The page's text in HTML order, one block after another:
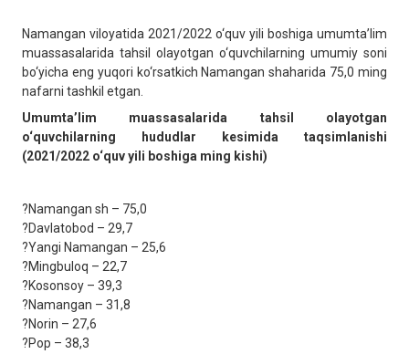
Namangan viloyatida 2021/2022 o‘quv yili boshiga umumta’lim
muassasalarida tahsil olayotgan o‘quvchilarning umumiy soni
bo‘yicha eng yuqori ko‘rsatkich Namangan shaharida 75,0 ming
nafarni tashkil etgan.
Umumta’lim muassasalarida tahsil olayotgan
o‘quvchilarning hududlar kesimida taqsimlanishi
(2021/2022 o‘quv yili boshiga ming kishi)
?Namangan sh – 75,0
?Davlatobod – 29,7
?Yangi Namangan – 25,6
?Mingbuloq – 22,7
?Kosonsoy – 39,3
?Namangan – 31,8
?Norin – 27,6
?Pop – 38,3